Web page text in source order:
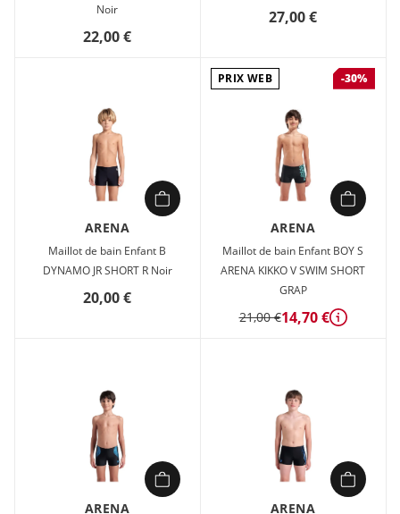
Noir
22,00 €
27,00 €
ARENA
Maillot de bain Enfant B
DYNAMO JR SHORT R Noir
20,00 €
PRIX WEB -30%
ARENA
Maillot de bain Enfant BOY S
ARENA KIKKO V SWIM SHORT
GRAP
21,00 €14,70 € Détails
ARENA ARENA